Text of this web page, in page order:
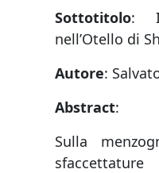
Sottotitolo:
nell’Otello di
Autore:
Abstract:
Sulla
sfaccettature